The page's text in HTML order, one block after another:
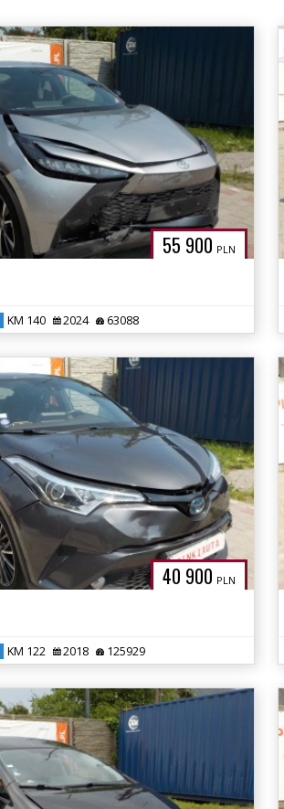
55 900 PLN
KM 140 2024 63088
40 900 PLN
KM 122 2018 125929